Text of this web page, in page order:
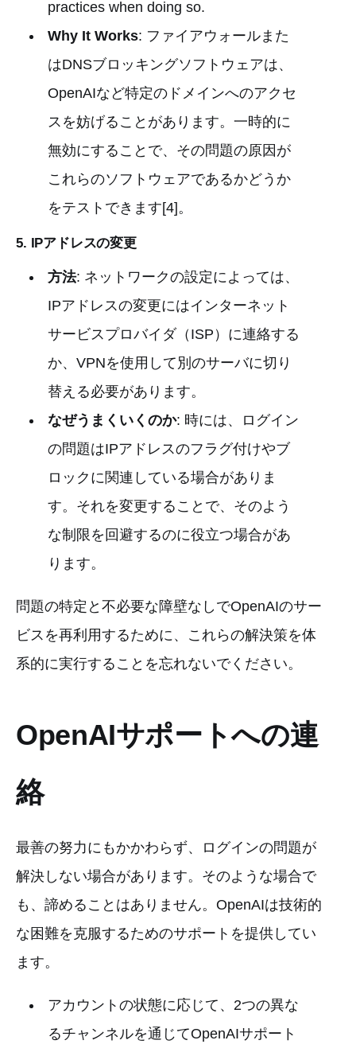
practices when doing so.
Why It Works: ファイアウォールまた
はDNSブロッキングソフトウェアは、
OpenAIなど特定のドメインへのアクセ
スを妨げることがあります。一時的に
無効にすることで、その問題の原因が
これらのソフトウェアであるかどうか
をテストできます[4]。
5. IPアドレスの変更
方法: ネットワークの設定によっては、
IPアドレスの変更にはインターネット
サービスプロバイダ（ISP）に連絡する
か、VPNを使用して別のサーバに切り
替える必要があります。
なぜうまくいくのか: 時には、ログイン
の問題はIPアドレスのフラグ付けやブ
ロックに関連している場合がありま
す。それを変更することで、そのよう
な制限を回避するのに役立つ場合があ
ります。
問題の特定と不必要な障壁なしでOpenAIのサー
ビスを再利用するために、これらの解決策を体
系的に実行することを忘れないでください。
OpenAIサポートへの連
絡
最善の努力にもかかわらず、ログインの問題が
解決しない場合があります。そのような場合で
も、諦めることはありません。OpenAIは技術的
な困難を克服するためのサポートを提供してい
ます。
アカウントの状態に応じて、2つの異な
るチャンネルを通じてOpenAIサポート